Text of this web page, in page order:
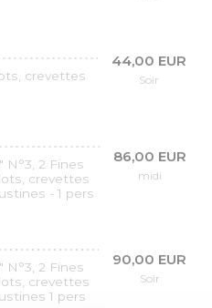
crevettes
44,00 EUR
Soir
N°3, 2 Fines
crevettes
- 1 pers
86,00 EUR
midi
N°3, 2 Fines
crevettes
1 pers
90,00 EUR
Soir